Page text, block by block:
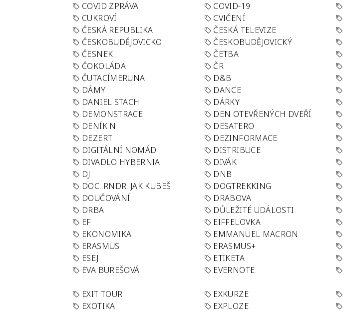
COVID ZPRÁVA
COVID-19
CUKROVÍ
CVIČENÍ
ČESKÁ REPUBLIKA
ČESKÁ TELEVIZE
ČESKOBUDĚJOVICKO
ČESKOBUDĚJOVICKÝ
ČESNEK
ČETBA
ČOKOLÁDA
ČR
ČUTACÍMERUNA
D&B
DÁMY
DANCE
DANIEL STACH
DÁRKY
DEMONSTRACE
DEN OTEVŘENÝCH DVEŘÍ
DENÍK N
DESATERO
DEZERT
DEZINFORMACE
DIGITÁLNÍ NOMÁD
DISTRIBUCE
DIVADLO HYBERNIA
DIVÁK
DJ
DNB
DOC. RNDR. JAK KUBEŠ
DOGTREKKING
DOUČOVÁNÍ
DRABOVA
DRBA
DŮLEŽITÉ UDÁLOSTI
EF
EIFFELOVKA
EKONOMIKA
EMMANUEL MACRON
ERASMUS
ERASMUS+
ESEJ
ETIKETA
EVA BUREŠOVÁ
EVERNOTE
EXIT TOUR
EXKURZE
EXOTIKA
EXPLOZE